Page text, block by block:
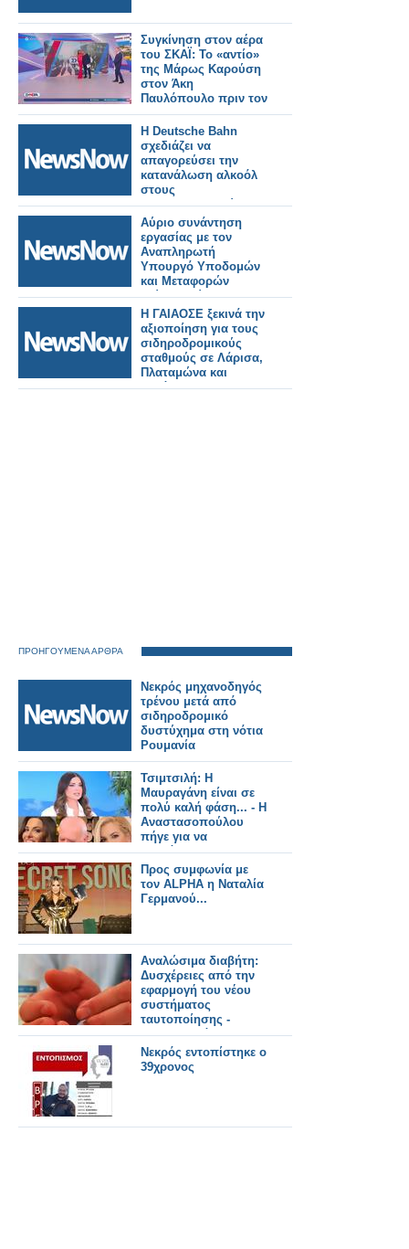
Συγκίνηση στον αέρα
του ΣΚΑΪ: Το «αντίο»
της Μάρως Καρούση
στον Άκη
Παυλόπουλο πριν τον
ΑΝΤ1
Η Deutsche Bahn
σχεδιάζει να
απαγορεύσει την
κατανάλωση αλκοόλ
στους
σιδηροδρομικούς
σταθμούς στη
Γερμανία.
Αύριο συνάντηση
εργασίας με τον
Αναπληρωτή
Υπουργό Υποδομών
και Μεταφορών
Γιώργο Κώτσηρα θα
έχει ο Κωνσταντίνος
Γκιουλέκας.
Η ΓΑΙΑΟΣΕ ξεκινά την
αξιοποίηση για τους
σιδηροδρομικούς
σταθμούς σε Λάρισα,
Πλαταμώνα και
Κατάκολο.
ΠΡΟΗΓΟΥΜΕΝΑ ΑΡΘΡΑ
Νεκρός μηχανοδηγός
τρένου μετά από
σιδηροδρομικό
δυστύχημα στη νότια
Ρουμανία
Τσιμτσιλή: Η
Μαυραγάνη είναι σε
πολύ καλή φάση... - Η
Αναστασοπούλου
πήγε για να
αναλάμβανε την
πρωινή ζώνη του
ΑΝΤ1 με τις ευλογίες
του Παπαδάκη
Προς συμφωνία με
τον ALPHA η Ναταλία
Γερμανού...
Αναλώσιμα διαβήτη:
Δυσχέρειες από την
εφαρμογή του νέου
συστήματος
ταυτοποίησης -
συνταγογράφησης
Νεκρός εντοπίστηκε ο
39χρονος